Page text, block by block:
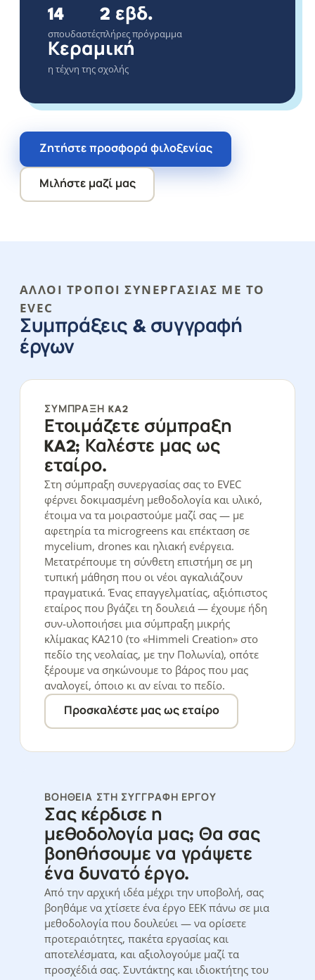
14
σπουδαστές
2 εβδ.
πλήρες πρόγραμμα
Κεραμική
η τέχνη της σχολής
Ζητήστε προσφορά φιλοξενίας
Μιλήστε μαζί μας
ΆΛΛΟΙ ΤΡΌΠΟΙ ΣΥΝΕΡΓΑΣΊΑΣ ΜΕ ΤΟ
EVEC
Συμπράξεις & συγγραφή
έργων
ΣΎΜΠΡΑΞΗ KA2
Ετοιμάζετε σύμπραξη
KA2; Καλέστε μας ως
εταίρο.
Στη σύμπραξη συνεργασίας σας το EVEC
φέρνει δοκιμασμένη μεθοδολογία και υλικό,
έτοιμα να τα μοιραστούμε μαζί σας — με
αφετηρία τα microgreens και επέκταση σε
mycelium, drones και ηλιακή ενέργεια.
Μετατρέπουμε τη σύνθετη επιστήμη σε μη
τυπική μάθηση που οι νέοι αγκαλιάζουν
πραγματικά. Ένας επαγγελματίας, αξιόπιστος
εταίρος που βγάζει τη δουλειά — έχουμε ήδη
συν-υλοποιήσει μια σύμπραξη μικρής
κλίμακας KA210 (το «Himmeli Creation» στο
πεδίο της νεολαίας, με την Πολωνία), οπότε
ξέρουμε να σηκώνουμε το βάρος που μας
αναλογεί, όποιο κι αν είναι το πεδίο.
Προσκαλέστε μας ως εταίρο
ΒΟΉΘΕΙΑ ΣΤΗ ΣΥΓΓΡΑΦΉ ΈΡΓΟΥ
Σας κέρδισε η
μεθοδολογία μας; Θα σας
βοηθήσουμε να γράψετε
ένα δυνατό έργο.
Από την αρχική ιδέα μέχρι την υποβολή, σας
βοηθάμε να χτίσετε ένα έργο ΕΕΚ πάνω σε μια
μεθοδολογία που δουλεύει — να ορίσετε
προτεραιότητες, πακέτα εργασίας και
αποτελέσματα, και αξιολογούμε μαζί τα
προσχέδιά σας. Συντάκτης και ιδιοκτήτης του